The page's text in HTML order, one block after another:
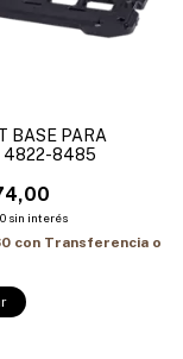
BASE PARA
4822-8485
sin interés
con Transferencia o